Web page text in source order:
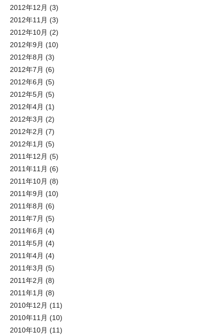
2012年12月 (3)
2012年11月 (3)
2012年10月 (2)
2012年9月 (10)
2012年8月 (3)
2012年7月 (6)
2012年6月 (5)
2012年5月 (5)
2012年4月 (1)
2012年3月 (2)
2012年2月 (7)
2012年1月 (5)
2011年12月 (5)
2011年11月 (6)
2011年10月 (8)
2011年9月 (10)
2011年8月 (6)
2011年7月 (5)
2011年6月 (4)
2011年5月 (4)
2011年4月 (4)
2011年3月 (5)
2011年2月 (8)
2011年1月 (8)
2010年12月 (11)
2010年11月 (10)
2010年10月 (11)